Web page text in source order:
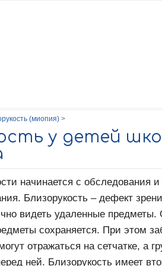
(миопия) >
у детей
начинается с обследования
Близорукость – дефект
видеть удаленные предметы.
сохраняется. При этом
отражаться на сетчатке, а
ней. Близорукость имеет